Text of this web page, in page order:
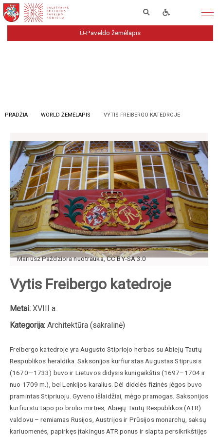
U-Paveldo žemėlapis
PRADŽIA WORLD ŽEMĖLAPIS VYTIS FREIBERGO KATEDROJE
Mariusz Paździoranuotrauka,CC BY-SA 3.0
Vytis Freibergo katedroje
Metai: XVIII a.
Kategorija: Architektūra (sakralinė)
Freibergo katedroje yra Augusto Stipriojo herbas su Abiejų Tautų
Respublikos heraldika. Saksonijos kurfiurstas Augustas Stiprusis
(1670—1733) buvo ir Lietuvos didysis kunigaikštis(1697–1704 ir
nuo 1709 m.), bei Lenkijos karalius. Dėl didelės fizinės jėgos buvo
pramintas Stipriuoju. Gyveno išlaidžiai, mėgo pramogas. Saksonijos
kurfiurstu tapo po brolio mirties, Abiejų Tautų Respublikos (ATR)
valdovu – remiamas Rusijos, Austrijos ir Prūsijos monarchų, saksų
kariuomenės, papirkęs įtakingus ATR ponus ir slapta persikrikštijęs